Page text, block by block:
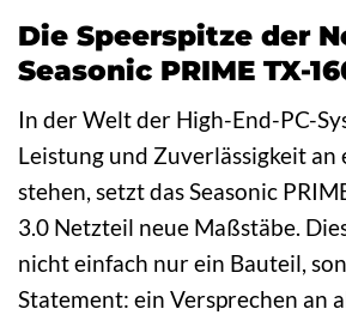
Die Speerspitze der
Seasonic PRIME TX-
In der Welt der High-End-PC-
Leistung und Zuverlässigkeit an
stehen, setzt das Seasonic
3.0 Netzteil neue Maßstäbe.
nicht einfach nur ein Bauteil,
Statement: ein Versprechen an